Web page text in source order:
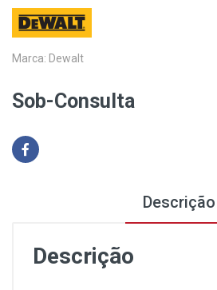
Marca: Dewalt
Sob-Consulta
Descrição
Descrição